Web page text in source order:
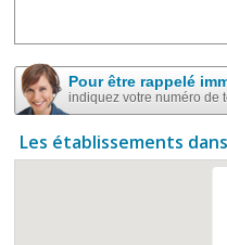
Pour être rappelé
indiquez votre numéro de
Les établissements